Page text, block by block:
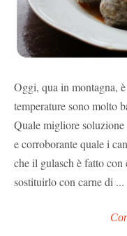
Oggi, qua in montagna,
temperature sono molto
Quale migliore
e corroborante quale i
che il gulasch è fatto con
sostituirlo con carne di ...